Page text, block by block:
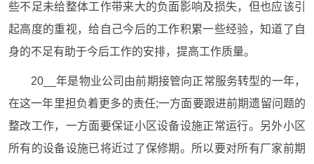
些不足未给整体工作带来大的负面影响及损失，但也应该引
起高度的重视，给自己今后的工作积累一些经验，知道了自
身的不足有助于今后工作的安排，提高工作质量。
20__年是物业公司由前期接管向正常服务转型的一年，
在这一年里担负着更多的责任;一方面要跟进前期遗留问题的
整改工作，一方面要保证小区设备设施正常运行。另外小区
所有的设备设施已将近过了保修期。所以要对所有厂家前期